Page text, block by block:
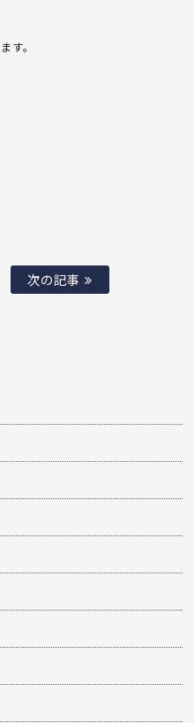
す。
次の記事